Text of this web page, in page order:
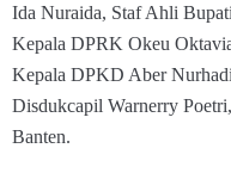
Ida Nuraida, Staf Ahli
Kepala DPRK Okeu
Kepala DPKD Aber
Disdukcapil Warnerry
Banten.